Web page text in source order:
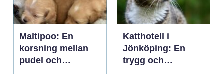
Maltipoo: En
korsning mellan
pudel och
Katthotell i
Jönköping: En
trygg och